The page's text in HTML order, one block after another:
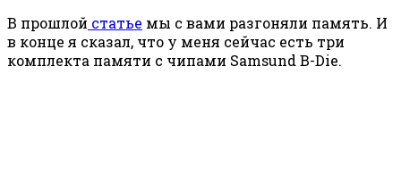
В прошлой статье мы с вами разгоняли память. И
в конце я сказал, что у меня сейчас есть три
комплекта памяти с чипами Samsund B-Die.